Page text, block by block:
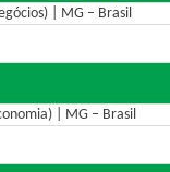
| MG – Brasil
| MG – Brasil